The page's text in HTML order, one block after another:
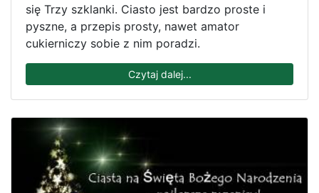
się Trzy szklanki. Ciasto jest bardzo proste i
pyszne, a przepis prosty, nawet amator
cukierniczy sobie z nim poradzi.
Czytaj dalej...